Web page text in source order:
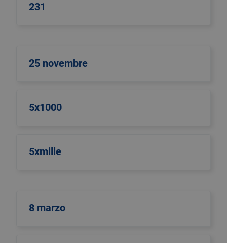
231
25 novembre
5x1000
5xmille
8 marzo